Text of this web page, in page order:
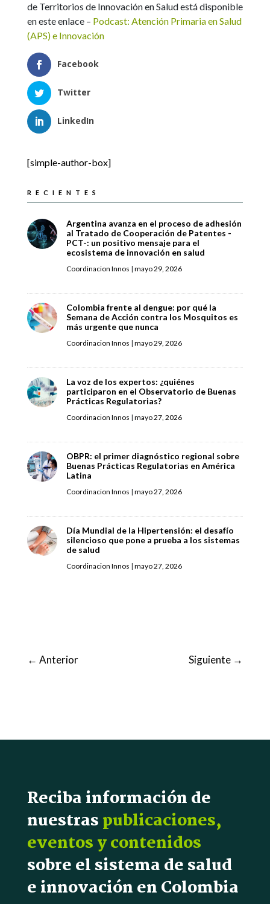
de Territorios de Innovación en Salud está disponible
en este enlace – Podcast: Atención Primaria en Salud
(APS) e Innovación
Facebook
Twitter
LinkedIn
[simple-author-box]
RECIENTES
Argentina avanza en el proceso de adhesión
al Tratado de Cooperación de Patentes -
PCT-: un positivo mensaje para el
ecosistema de innovación en salud
Coordinacion Innos | mayo 29, 2026
Colombia frente al dengue: por qué la
Semana de Acción contra los Mosquitos es
más urgente que nunca
Coordinacion Innos | mayo 29, 2026
La voz de los expertos: ¿quiénes
participaron en el Observatorio de Buenas
Prácticas Regulatorias?
Coordinacion Innos | mayo 27, 2026
OBPR: el primer diagnóstico regional sobre
Buenas Prácticas Regulatorias en América
Latina
Coordinacion Innos | mayo 27, 2026
Día Mundial de la Hipertensión: el desafío
silencioso que pone a prueba a los sistemas
de salud
Coordinacion Innos | mayo 27, 2026
← Anterior Siguiente →
Reciba información de
nuestraspublicaciones,
eventos y contenidos
sobre el sistema de salud
e innovación en Colombia